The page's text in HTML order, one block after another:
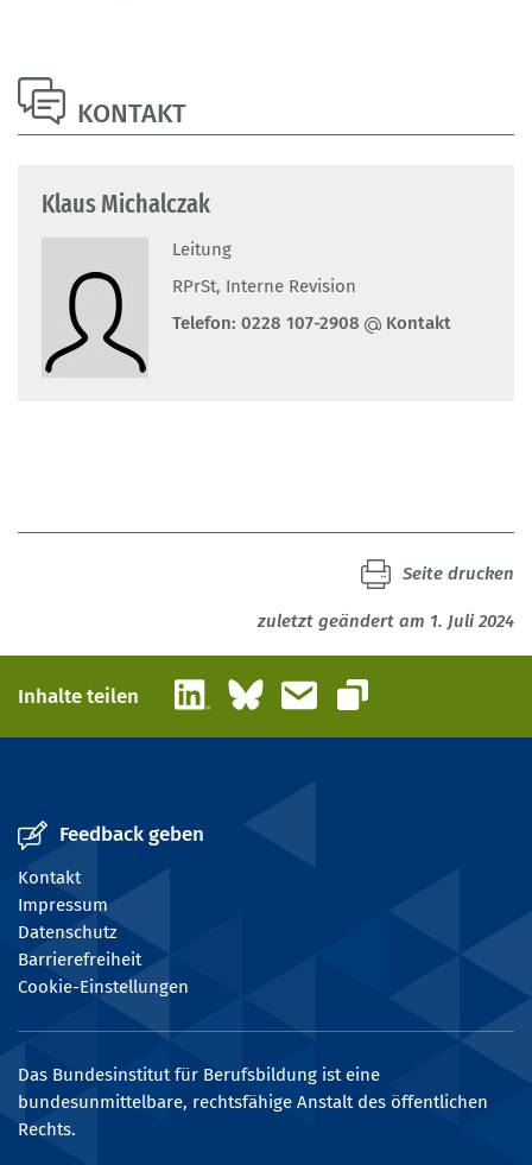
KONTAKT
Klaus Michalczak
Leitung
RPrSt, Interne Revision
Telefon: 0228 107-2908 Kontakt
zuletzt geändert am 1. Juli 2024
Seite drucken
Inhalte teilen LinkedInBlueskyE-Mail
Link kopieren
Feedback geben
Kontakt
Impressum
Datenschutz
Barrierefreiheit
Cookie-Einstellungen
Das Bundesinstitut für Berufsbildung ist eine
bundesunmittelbare, rechtsfähige Anstalt des öffentlichen
Rechts.